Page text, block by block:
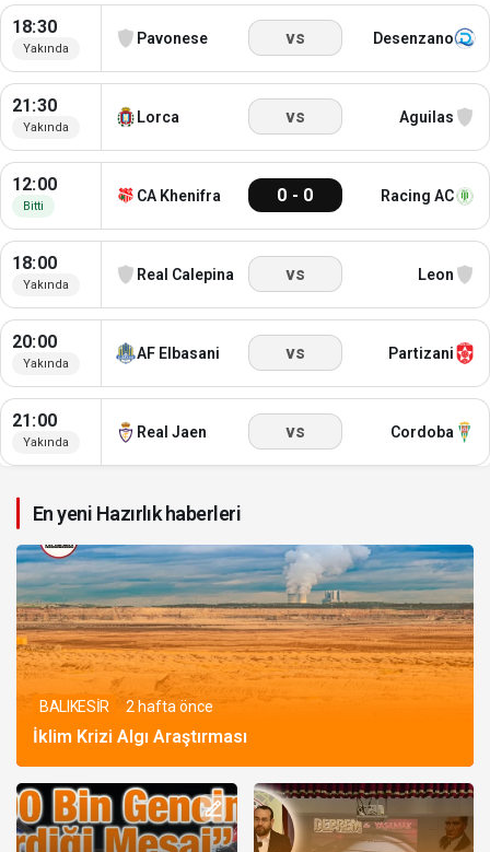
18:30
Yakında
Pavonese vs Desenzano
21:30
Yakında
Lorca vs Aguilas
12:00
Bitti
CA Khenifra 0 - 0 Racing AC
18:00
Yakında
Real Calepina vs Leon
20:00
Yakında
AF Elbasani vs Partizani
21:00
Yakında
Real Jaen vs Cordoba
En yeni Hazırlık haberleri
BALIKESİR 2 hafta önce
İklim Krizi Algı Araştırması